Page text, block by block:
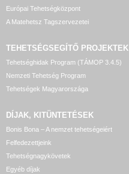
Európai Tehetségközpont
A Matehetsz Tagszervezetei
TEHETSÉGSEGÍTŐ PROJEKTEK
Tehetséghidak Program (TÁMOP 3.4.5)
Nemzeti Tehetség Program
Tehetségek Magyarországa
DÍJAK, KITÜNTETÉSEK
Bonis Bona – A nemzet tehetségeiért
Felfedezettjeink
Tehetségnagykövetek
Egyéb díjak